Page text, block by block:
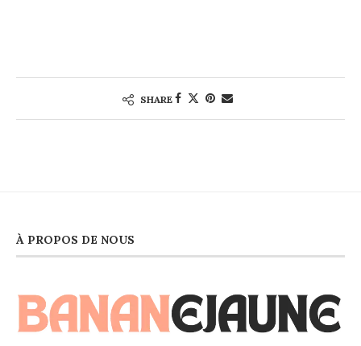
SHARE
À PROPOS DE NOUS